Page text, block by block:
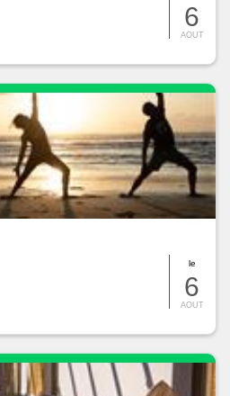
6
AOUT
le
6
AOUT